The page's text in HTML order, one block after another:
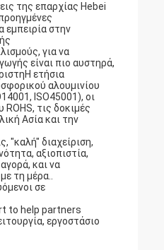
της επαρχίας Hebei
εμπειρία στην
για να
είναι πιο αυστηρά,
ετήσια
αλουμινίου
ISO45001), οι
τις δοκιμές
Ασία και την
"καλή" διαχείριση,
αξιοπιστία,
και να
τη μέρα..
σε
to help partners
εργοστάσιο